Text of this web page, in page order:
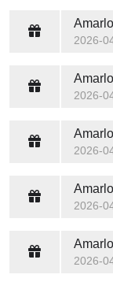
2026-
2026-
2026-
2026-
2026-